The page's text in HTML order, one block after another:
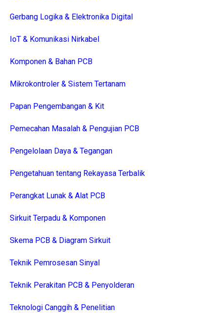
Gerbang Logika & Elektronika Digital
IoT & Komunikasi Nirkabel
Komponen & Bahan PCB
Mikrokontroler & Sistem Tertanam
Papan Pengembangan & Kit
Pemecahan Masalah & Pengujian PCB
Pengelolaan Daya & Tegangan
Pengetahuan tentang Rekayasa Terbalik
Perangkat Lunak & Alat PCB
Sirkuit Terpadu & Komponen
Skema PCB & Diagram Sirkuit
Teknik Pemrosesan Sinyal
Teknik Perakitan PCB & Penyolderan
Teknologi Canggih & Penelitian